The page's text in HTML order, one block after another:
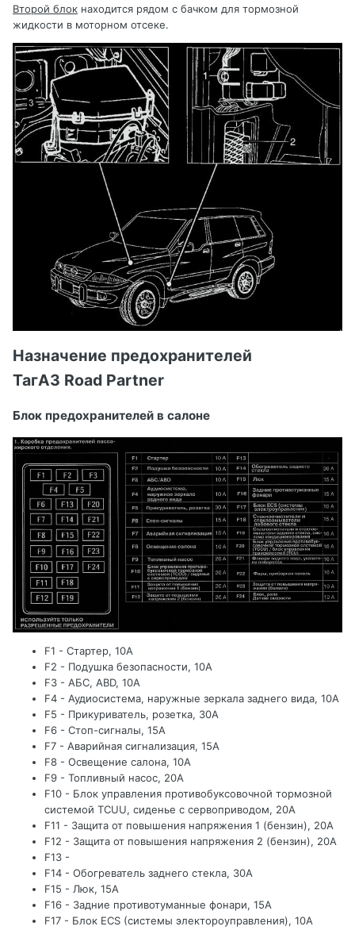
Второй блок находится рядом с бачком для тормозной
жидкости в моторном отсеке.
Назначение предохранителей
ТагАЗ Road Partner
Блок предохранителей в салоне
F1 - Стартер, 10А
F2 - Подушка безопасности, 10А
F3 - АБС, ABD, 10А
F4 - Аудиосистема, наружные зеркала заднего вида, 10А
F5 - Прикуриватель, розетка, 30А
F6 - Стоп-сигналы, 15А
F7 - Аварийная сигнализация, 15А
F8 - Освещение салона, 10А
F9 - Топливный насос, 20А
F10 - Блок управления противобуксовочной тормозной
системой TCUU, сиденье с сервоприводом, 20А
F11 - Защита от повышения напряжения 1 (бензин), 20А
F12 - Защита от повышения напряжения 2 (бензин), 20А
F13 -
F14 - Обогреватель заднего стекла, 30А
F15 - Люк, 15А
F16 - Задние противотуманные фонари, 15А
F17 - Блок ECS (системы электороуправления), 10А